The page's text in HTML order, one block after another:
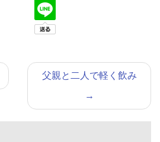
父親と二人で軽く飲み
→